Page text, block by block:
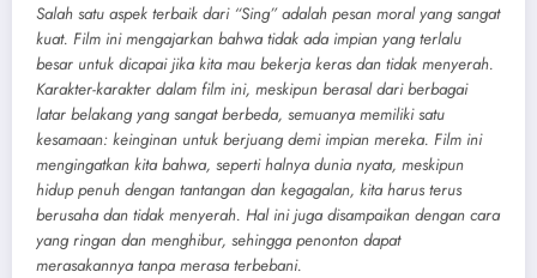
Salah satu aspek terbaik dari “Sing” adalah pesan moral yang sangat
kuat. Film ini mengajarkan bahwa tidak ada impian yang terlalu
besar untuk dicapai jika kita mau bekerja keras dan tidak menyerah.
Karakter-karakter dalam film ini, meskipun berasal dari berbagai
latar belakang yang sangat berbeda, semuanya memiliki satu
kesamaan: keinginan untuk berjuang demi impian mereka. Film ini
mengingatkan kita bahwa, seperti halnya dunia nyata, meskipun
hidup penuh dengan tantangan dan kegagalan, kita harus terus
berusaha dan tidak menyerah. Hal ini juga disampaikan dengan cara
yang ringan dan menghibur, sehingga penonton dapat
merasakannya tanpa merasa terbebani.